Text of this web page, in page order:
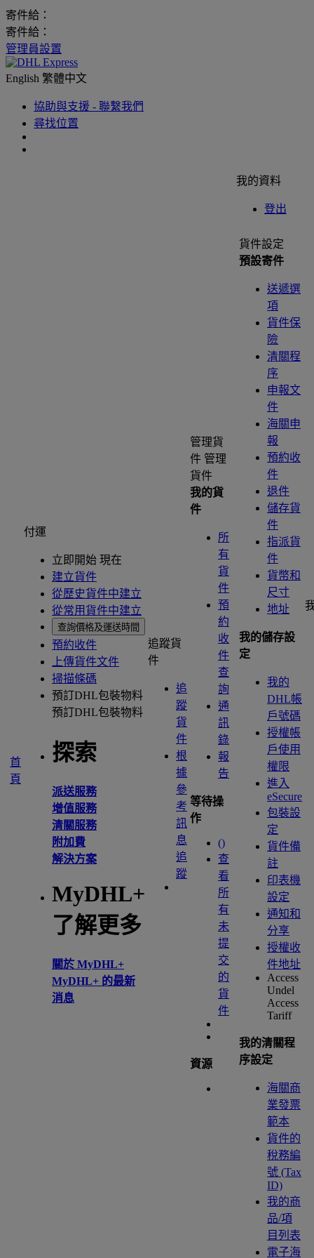
寄件給：
寄件給：
管理員設置
English 繁體中文
協助與支援 - 聯繫我們
尋找位置
我的資料
登出
首
頁
付運
立即開始 現在
建立貨件
從歷史貨件中建立
從常用貨件中建立
查詢價格及運送時間
預約收件
上傳貨件文件
掃描條碼
預訂DHL包裝物料
預訂DHL包裝物料
探索
派送服務
增值服務
清關服務
附加費
解決方案
MyDHL+
了解更多
關於 MyDHL+
MyDHL+ 的最新
消息
追蹤貨
件
追
蹤
貨
件
根
據
參
考
訊
息
追
蹤
管理貨
件 管理
貨件
我的貨
件
所
有
貨
件
預
約
收
件
查
詢
通
訊
錄
報
告
等待操
作
()
查
看
所
有
未
提
交
的
貨
件
資源
貨件設定
預設寄件
送遞選
項
貨件保
險
清關程
序
申報文
件
海關申
報
預約收
件
退件
儲存貨
件
指派貨
件
貨幣和
尺寸
地址
我的儲存設
定
我的
DHL帳
戶號碼
授權帳
戶使用
權限
進入
eSecure
包裝設
定
貨件備
註
印表機
設定
通知和
分享
授權收
件地址
Access
Undel
Access
Tariff
我的清關程
序設定
海關商
業發票
範本
貨件的
稅務編
號 (Tax
ID)
我的商
品/項
目列表
電子海